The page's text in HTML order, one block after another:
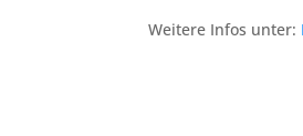
Weitere Infos unter: